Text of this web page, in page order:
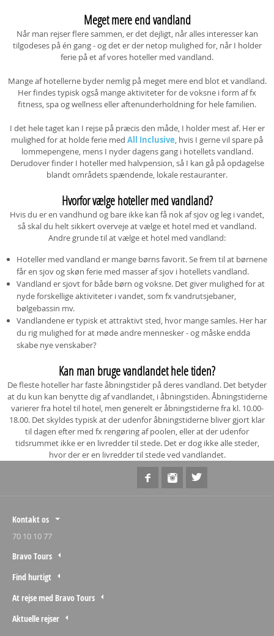
Meget mere end vandland
Når man rejser flere sammen, er det dejligt, når alles interesser kan
tilgodeses på én gang - og det er der netop mulighed for, når I holder
ferie på et af vores hoteller med vandland.
Mange af hotellerne byder nemlig på meget mere end blot et vandland.
Her findes typisk også mange aktiviteter for de voksne i form af fx
fitness, spa og wellness eller aftenunderholdning for hele familien.
I det hele taget kan I rejse på præcis den måde, I holder mest af. Her er
mulighed for at holde ferie med All Inclusive, hvis I gerne vil spare på
lommepengene, mens I nyder dagens gang i hotellets vandland.
Derudover finder I hoteller med halvpension, så I kan gå på opdagelse
blandt områdets spændende, lokale restauranter.
Hvorfor vælge hoteller med vandland?
Hvis du er en vandhund og bare ikke kan få nok af sjov og leg i vandet,
så skal du helt sikkert overveje at vælge et hotel med et vandland.
Andre grunde til at vælge et hotel med vandland:
Hoteller med vandland er mange børns favorit. Se frem til at børnene
får en sjov og skøn ferie med masser af sjov i hotellets vandland.
Vandland er sjovt for både børn og voksne. Det giver mulighed for at
nyde forskellige aktiviteter i vandet, som fx vandrutsjebaner,
bølgebassin mv.
Vandlandene er typisk et attraktivt sted, hvor mange samles. Her har
du rig mulighed for at møde andre mennesker - og måske endda
skabe nye venskaber?
Kan man bruge vandlandet hele tiden?
De fleste hoteller har faste åbningstider på deres vandland. Det betyder
at du kun kan benytte dig af vandlandet, i åbningstiden. Åbningstiderne
varierer fra hotel til hotel, men generelt er åbningstiderne fra kl. 10.00-
18.00. Det skyldes typisk at der udenfor åbningstiderne bliver gjort klar
til dagen efter med fx rengøring af poolen, eller at der udenfor
tidsrummet ikke er en livredder til stede. Det er dog ikke alle steder,
hvor der er en livredder til stede ved vandlandet.
Kontakt os
70 10 10 77
Bravo Tours
Find hurtigt
At rejse med Bravo Tours
Aktuelle rejser